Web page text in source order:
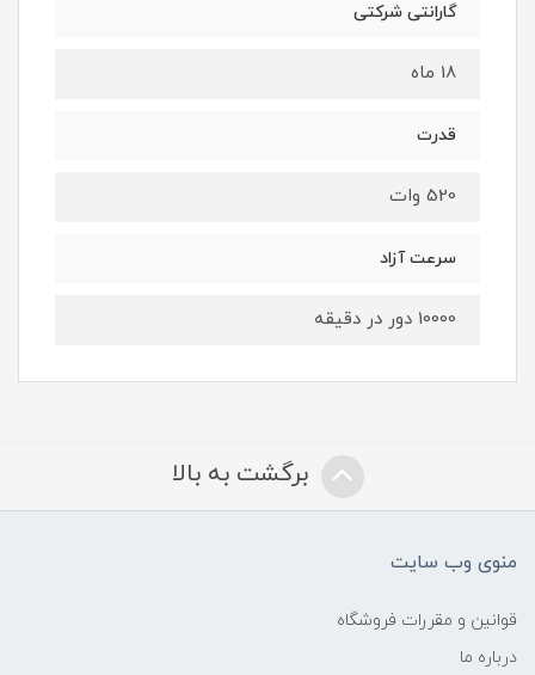
گارانتی شرکتی
18 ماه
قدرت
520 وات
سرعت آزاد
10000 دور در دقیقه
برگشت به بالا
منوی وب سایت
قوانین و مقررات فروشگاه
درباره ما